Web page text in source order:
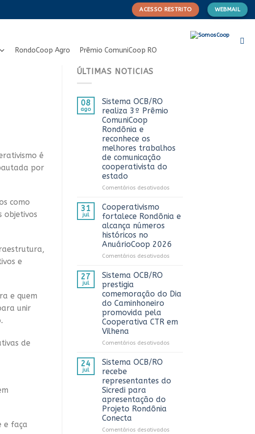
ACESSO RESTRITO WEBMAIL
RondoCoop Agro Prêmio ComuniCoop RO
é
por
como
objetivos
e
e quem
unir
de
e faça
ÚLTIMAS NOTICIAS
08
ago
Sistema OCB/RO
realiza 3º Prêmio
ComuniCoop
Rondônia e
reconhece os
melhores trabalhos
de comunicação
cooperativista do
estado
Comentários desativadosem
3º
Rondônia
e
de
do
31
jul
Cooperativismo
fortalece Rondônia e
alcança números
históricos no
AnuárioCoop 2026
Comentários desativadosem
alcança
no
27
jul
Sistema OCB/RO
prestigia
comemoração do Dia
do Caminhoneiro
promovida pela
Cooperativa CTR em
Vilhena
Comentários desativadosem
do
24
jul
Sistema OCB/RO
recebe
representantes do
Sicredi para
apresentação do
Projeto Rondônia
Conecta
Comentários desativadosem